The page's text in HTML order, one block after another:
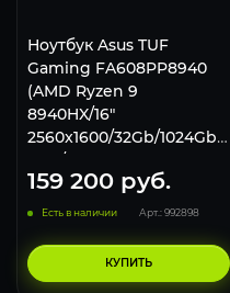
Ноутбук Asus TUF
Gaming FA608PP8940
(AMD Ryzen 9
8940HX/16"
2560x1600/32Gb/1024Gb
SSD/NVIDIA GeForce RTX
5070 8Gb/Win 11 Pro)
Gray
159 200 руб.
Есть в наличии Арт.: 992898
КУПИТЬ